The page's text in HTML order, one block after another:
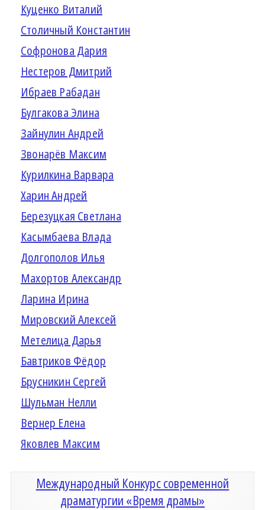
Куценко Виталий
Столичный Константин
Софронова Дария
Нестеров Дмитрий
Ибраев Рабадан
Булгакова Элина
Зайнулин Андрей
Звонарёв Максим
Курилкина Варвара
Харин Андрей
Березуцкая Светлана
Касымбаева Влада
Долгополов Илья
Махортов Александр
Ларина Ирина
Мировский Алексей
Метелица Дарья
Бавтриков Фёдор
Брусникин Сергей
Шульман Нелли
Вернер Елена
Яковлев Максим
Международный Конкурс современной
драматургии «Время драмы»